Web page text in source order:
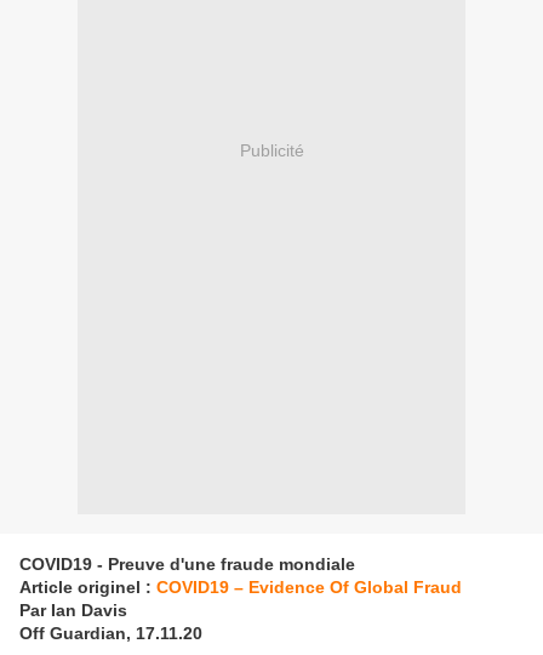
Publicité
COVID19 - Preuve d'une fraude mondiale
Article originel : COVID19 – Evidence Of Global Fraud
Par Ian Davis
Off Guardian, 17.11.20